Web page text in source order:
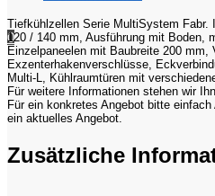
0
Tiefkühlzellen Serie MultiSystem Fabr.
120 / 140 mm, Ausführung mit Boden,
Einzelpaneelen mit Baubreite 200 mm,
Exzenterhakenverschlüsse,
Multi-L, Kühlraumtüren mit
Für weitere Informationen stehen wir
Für ein konkretes Angebot bitte
ein aktuelles Angebot.
Zusätzliche